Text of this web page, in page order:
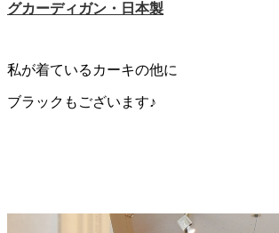
グカーディガン・日本製
私が着ているカーキの他に
ブラックもございます♪